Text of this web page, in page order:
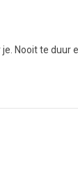
Nooit te duur